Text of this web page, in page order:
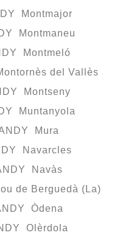
Montmajor
Montmaneu
Montmeló
del Vallès
Montseny
Muntanyola
Mura
Navarcles
Navàs
de Berguedà (La)
Òdena
Olèrdola